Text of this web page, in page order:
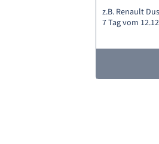
z.B. Renault
7 Tag vom